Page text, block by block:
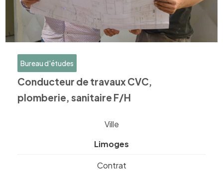
Bureau d'études
Conducteur de travaux CVC,
plomberie, sanitaire F/H
Ville
Limoges
Contrat